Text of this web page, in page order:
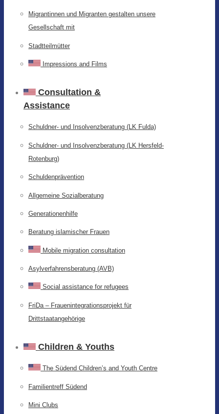
Migrantinnen und Migranten gestalten unsere
Gesellschaft mit
Stadtteilmütter
Impressions and Films
Consultation &
Assistance
Schuldner- und Insolvenzberatung (LK Fulda)
Schuldner- und Insolvenzberatung (LK Hersfeld-
Rotenburg)
Schuldenprävention
Allgemeine Sozialberatung
Generationenhilfe
Beratung islamischer Frauen
Mobile migration consultation
Asylverfahrensberatung (AVB)
Social assistance for refugees
FriDa – Frauenintegrationsprojekt für
Drittstaatangehörige
Children & Youths
The Südend Children’s and Youth Centre
Familientreff Südend
Mini Clubs